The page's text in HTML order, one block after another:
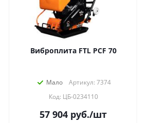
Виброплита FTL PCF 70
Мало
Артикул: 7374
Код: ЦБ-0234110
57 904 руб./шт